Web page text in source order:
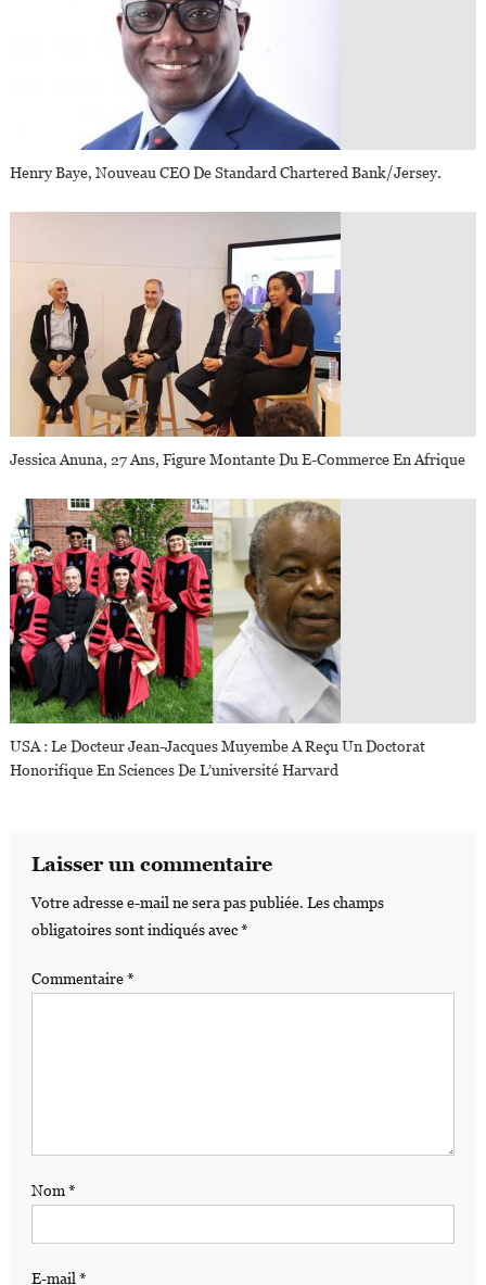
Henry Baye, Nouveau CEO De Standard Chartered Bank/Jersey.
Jessica Anuna, 27 Ans, Figure Montante Du E-Commerce En Afrique
USA : Le Docteur Jean-Jacques Muyembe A Reçu Un Doctorat
Honorifique En Sciences De L’université Harvard
Laisser un commentaire
Votre adresse e-mail ne sera pas publiée. Les champs
obligatoires sont indiqués avec*
Commentaire*
Nom*
E-mail *